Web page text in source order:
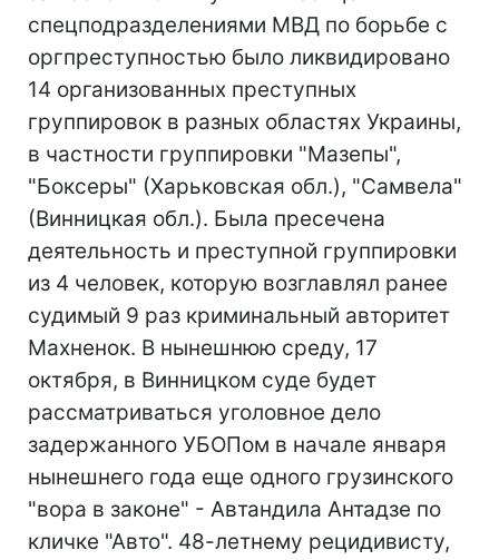
спецподразделениями МВД по борьбе с
оргпреступностью было ликвидировано
14 организованных преступных
группировок в разных областях Украины,
в частности группировки "Мазепы",
"Боксеры" (Харьковская обл.), "Самвела"
(Винницкая обл.). Была пресечена
деятельность и преступной группировки
из 4 человек, которую возглавлял ранее
судимый 9 раз криминальный авторитет
Махненок. В нынешнюю среду, 17
октября, в Винницком суде будет
рассматриваться уголовное дело
задержанного УБОПом в начале января
нынешнего года еще одного грузинского
"вора в законе" - Автандила Антадзе по
кличке "Авто". 48-летнему рецидивисту,